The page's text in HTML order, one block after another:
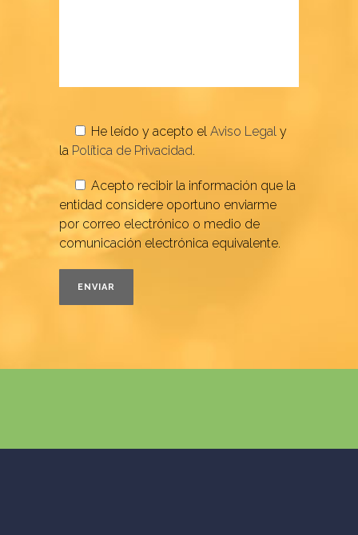
He leído y acepto el Aviso Legal y
la Política de Privacidad.
Acepto recibir la información que la
entidad considere oportuno enviarme
por correo electrónico o medio de
comunicación electrónica equivalente.